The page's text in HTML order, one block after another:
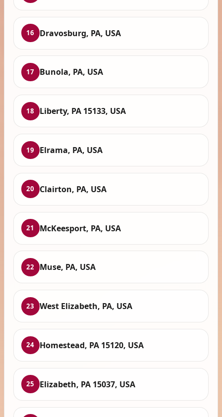
16 Dravosburg, PA, USA
17 Bunola, PA, USA
18 Liberty, PA 15133, USA
19 Elrama, PA, USA
20 Clairton, PA, USA
21 McKeesport, PA, USA
22 Muse, PA, USA
23 West Elizabeth, PA, USA
24 Homestead, PA 15120, USA
25 Elizabeth, PA 15037, USA